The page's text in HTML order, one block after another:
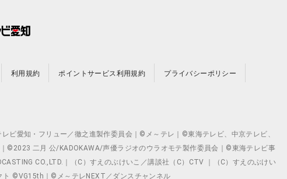
利用規約 ポイントサービス利用規約 プライバシーポリシー
愛知・フリュー／徹之進製作委員会｜©メ～テレ｜©東海テレビ、中京テレビ、
©2023 二月 公/KADOKAWA/声優ラジオのウラオモテ製作委員会｜©東海テレビ事
CO.,LTD.｜（C）すえのぶけいこ／講談社（C）CTV ｜（C）すえのぶけい
ト ©VG15th｜©メ～テレNEXT／ダンスチャンネル